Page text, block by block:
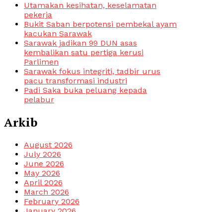
Utamakan kesihatan, keselamatan
pekerja
Bukit Saban berpotensi pembekal ayam
kacukan Sarawak
Sarawak jadikan 99 DUN asas
kembalikan satu pertiga kerusi
Parlimen
Sarawak fokus integriti, tadbir urus
pacu transformasi industri
Padi Saka buka peluang kepada
pelabur
Arkib
August 2026
July 2026
June 2026
May 2026
April 2026
March 2026
February 2026